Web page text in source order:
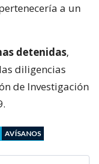
a un
detenidas,
diligencias
de Investigación
AVÍSANOS